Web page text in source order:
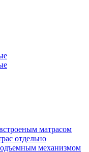
матрасом
отдельно
механизмом